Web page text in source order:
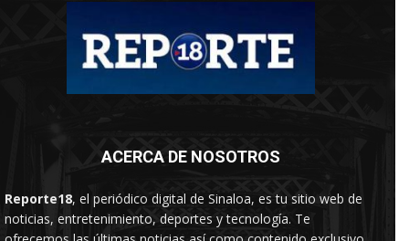
ACERCA DE NOSOTROS
Reporte18, el periódico digital de Sinaloa, es tu sitio web de
noticias, entretenimiento, deportes y tecnología. Te